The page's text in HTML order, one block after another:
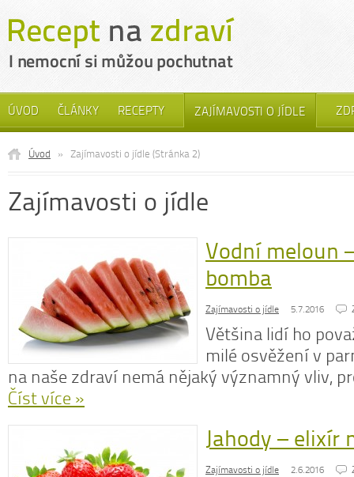
ÚVOD ČLÁNKY RECEPTY ZAJÍMAVOSTI O JÍDLE
Úvod » Zajímavosti o jídle (Stránka 2)
Zajímavosti o jídle
Vodní meloun
bomba
Zajímavosti o jídle 5.7.2016
Většina lidí ho
milé osvěžení v
na naše zdraví nemá nějaký významný vliv,
Číst více »
Jahody – elixír
Zajímavosti o jídle 2.6.2016